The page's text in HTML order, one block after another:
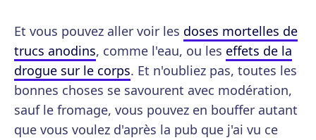
Et vous pouvez aller voir les doses mortelles de
trucs anodins, comme l'eau, ou les effets de la
drogue sur le corps. Et n'oubliez pas, toutes les
bonnes choses se savourent avec modération,
sauf le fromage, vous pouvez en bouffer autant
que vous voulez d'après la pub que j'ai vu ce